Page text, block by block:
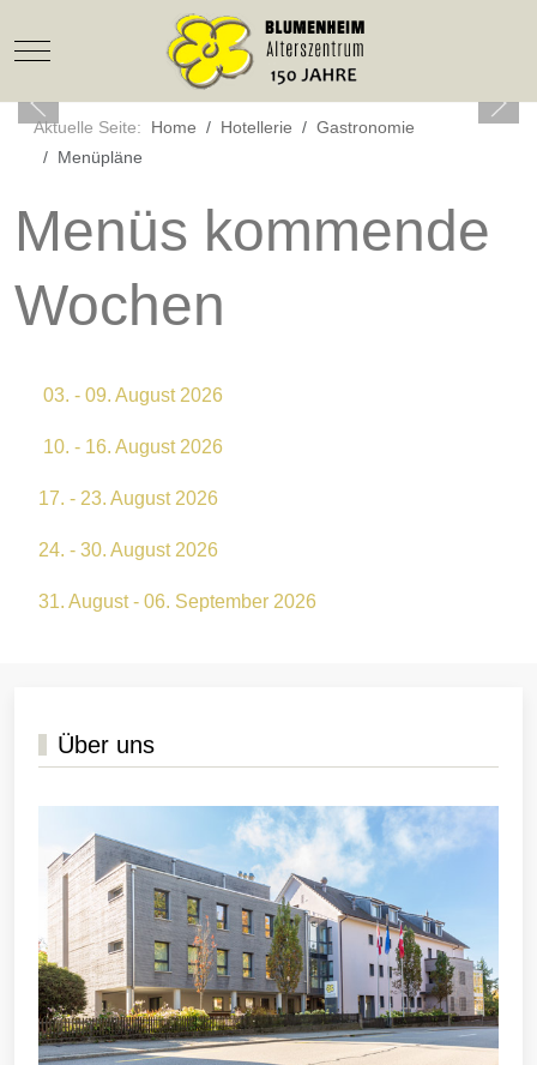
Mobile Menu Toggle
Aktuelle Seite: Home Hotellerie
Gastronomie
Menüpläne
Menüs kommende
Wochen
03. - 09. August 2026
10. - 16. August 2026
17. - 23. August 2026
24. - 30. August 2026
31. August - 06. September 2026
Über uns